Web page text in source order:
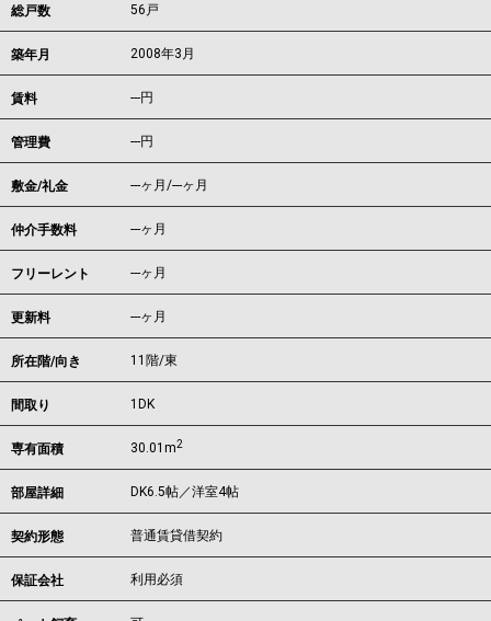
総戸数 56戸
築年月 2008年3月
賃料 ---円
管理費 ---円
敷金/礼金 ---ヶ月/---ヶ月
仲介手数料 ---ヶ月
フリーレント ---ヶ月
更新料 ---ヶ月
所在階/向き 11階/東
間取り 1DK
専有面積 30.01m2
部屋詳細 DK6.5帖／洋室4帖
契約形態 普通賃貸借契約
保証会社 利用必須